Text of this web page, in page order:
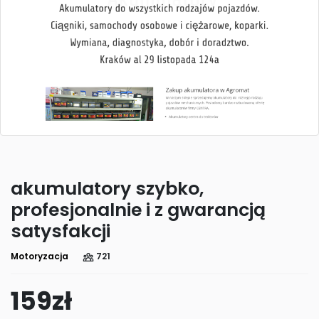
akumulatory szybko,
profesjonalnie i z gwarancją
satysfakcji
Motoryzacja 721
159zł